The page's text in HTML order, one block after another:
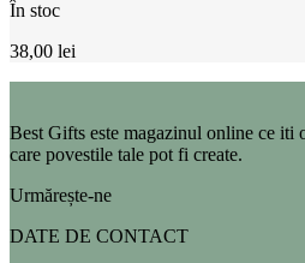
În stoc
38,00 lei
Best Gifts este magazinul online ce iti
care povestile tale pot fi create.
Urmărește-ne
DATE DE CONTACT